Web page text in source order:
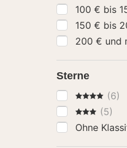
200 €
Sterne
4 Sterne(6)
3 Sterne
(5)
Ohne